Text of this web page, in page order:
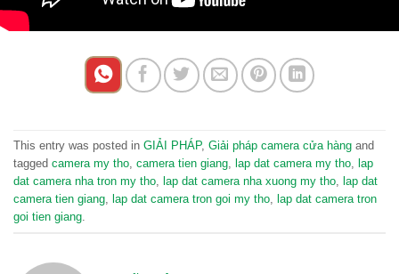
This entry was posted in GIẢI PHÁP, Giải pháp camera cửa hàng and
tagged camera my tho camera tien giang lap dat camera my tho
lap
dat camera nha tron my tho
lap dat camera nha xuong my tho
lap dat
camera tien giang
lap dat camera tron goi my tho
lap dat camera tron
goi tien giang